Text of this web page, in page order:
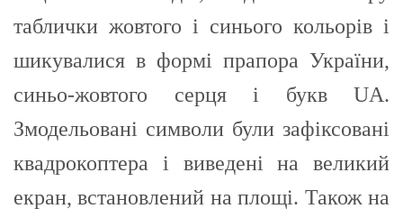
таблички жовтого і синього кольорів і
шикувалися в формі прапора України,
синьо-жовтого серця і букв UA.
Змодельовані символи були зафіксовані
квадрокоптера і виведені на великий
екран, встановлений на площі. Також на